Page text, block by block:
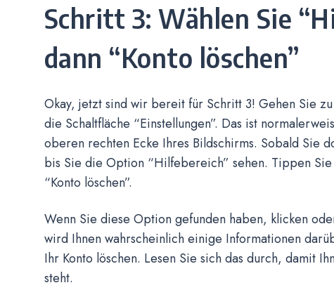
Schritt 3: Wählen Sie
dann “Konto löschen”
Okay, jetzt sind wir bereit für Schritt 3! Gehen Sie
die Schaltfläche “Einstellungen”. Das ist
oberen rechten Ecke Ihres Bildschirms. Sobald Sie
bis Sie die Option “Hilfebereich” sehen. Tippen Sie
“Konto löschen”.
Wenn Sie diese Option gefunden haben, klicken
wird Ihnen wahrscheinlich einige Informationen
Ihr Konto löschen. Lesen Sie sich das durch, damit
steht.